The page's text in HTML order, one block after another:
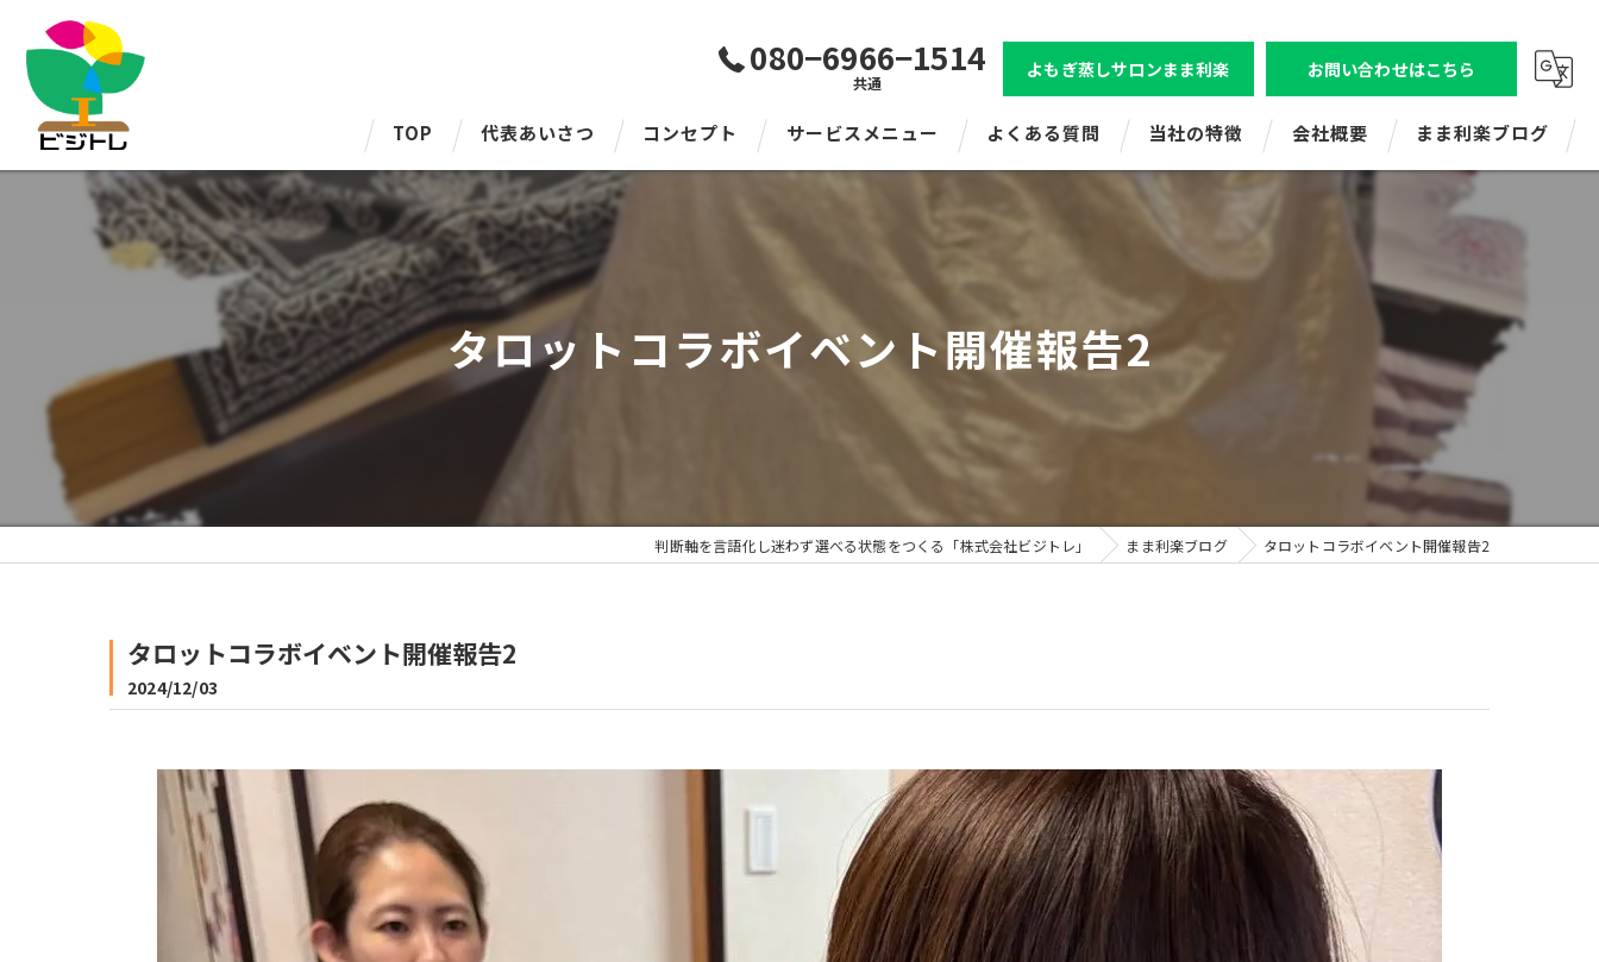
080−6966−1514
共通
よもぎ蒸しサロンまま利楽 お問い合わせはこちら
TOP 代表あいさつ コンセプト サービスメニュー よくある質問 当社の特徴
ビジトレエンタープライズ
ビジネスコミュニケーション研修
マネジメント研修
ビジトレ for スクール
会社概要
株式会社ビジトレ
よもぎ蒸しサロンまま利楽（狛江店舗）
よもぎ蒸しまま利楽（レンタル・出張）
まま利楽ブログ
タロットコラボイベント開催報告2
判断軸を言語化し迷わず選べる状態をつくる「株式会社ビジトレ」 まま利楽ブログ タロットコラボイベント開催報告2
タロットコラボイベント開催報告2
2024/12/03